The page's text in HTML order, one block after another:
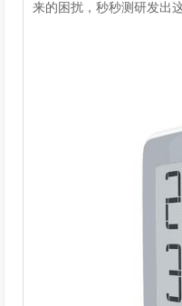
来的困扰，秒秒测研发出